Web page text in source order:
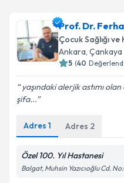
Prof. Dr. Seda Topçu
oluşturun. Size bu
takvim
Kişisel verilerimin
Metni'ni okudum
kapsamda
Prof. Dr.
Çocuk Sağlığı ve
Ankara, Çankaya
5 (40
yaşındaki alerjik astımı
şifa...
Adres 1 Adres 2
Özel 100. Yıl Hastanesi
Balgat, Muhsin Yazıcıoğlu Cd.